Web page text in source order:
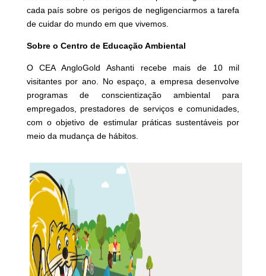
cada país sobre os perigos de negligenciarmos a tarefa
de cuidar do mundo em que vivemos.
Sobre o Centro de Educação Ambiental
O CEA AngloGold Ashanti recebe mais de 10 mil
visitantes por ano. No espaço, a empresa desenvolve
programas de conscientização ambiental para
empregados, prestadores de serviços e comunidades,
com o objetivo de estimular práticas sustentáveis por
meio da mudança de hábitos.